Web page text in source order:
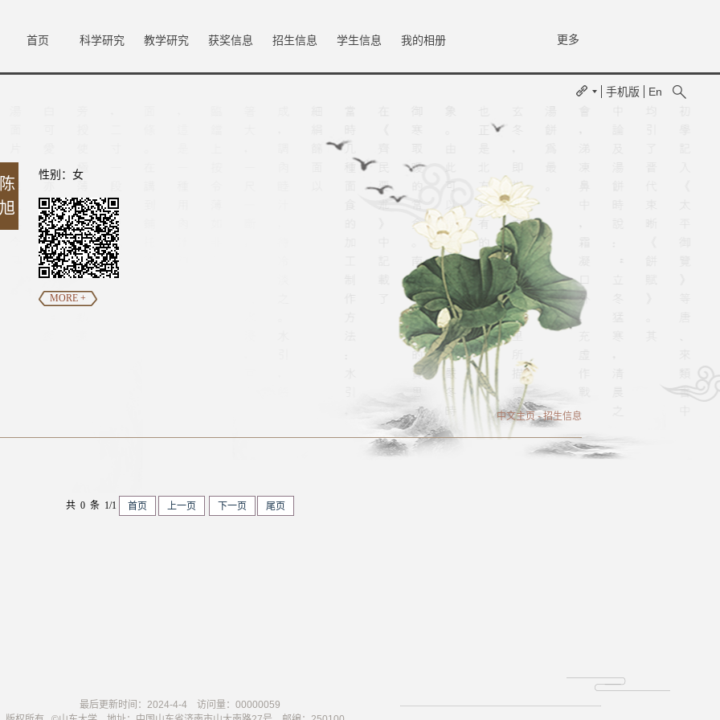
首页 科学研究 教学研究 获奖信息 招生信息 学生信息 我的相册 更多
手机版 En
性别：女
MORE +
中文主页-招生信息
共 0 条 1/1 首页 上一页 下一页 尾页
最后更新时间： 2024-4-4 访问量： 00000059